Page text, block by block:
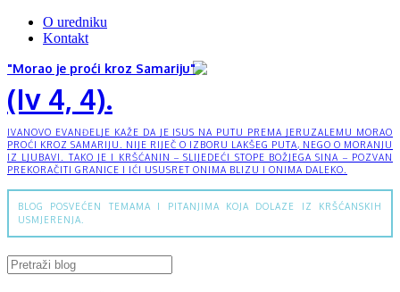
O uredniku
Kontakt
"Morao je proći kroz Samariju"
(Iv 4, 4).
IVANOVO EVANĐELJE KAŽE DA JE ISUS NA PUTU PREMA JERUZALEMU MORAO
PROĆI KROZ SAMARIJU. NIJE RIJEČ O IZBORU LAKŠEG PUTA, NEGO O MORANJU
IZ LJUBAVI. TAKO JE I KRŠĆANIN – SLIJEDEĆI STOPE BOŽJEGA SINA – POZVAN
PREKORAČITI GRANICE I IĆI USUSRET ONIMA BLIZU I ONIMA DALEKO.
BLOG POSVEĆEN TEMAMA I PITANJIMA KOJA DOLAZE IZ KRŠĆANSKIH
USMJERENJA.